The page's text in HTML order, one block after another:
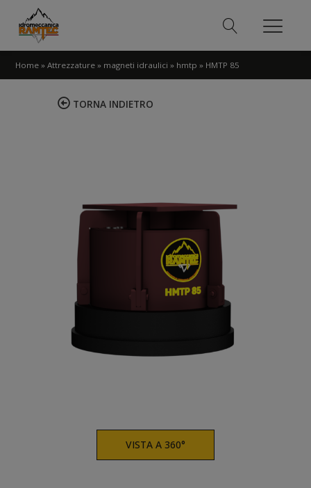
Home » Attrezzature » magneti idraulici » hmtp » HMTP 85
TORNA INDIETRO
VISTA A 360°